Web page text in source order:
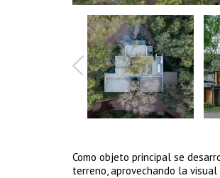
Como objeto principal se
terreno, aprovechando la